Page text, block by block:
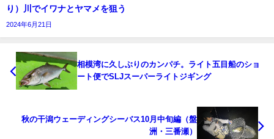
り）川でイワナとヤマメを狙う
2024年6月21日
相模湾に久しぶりのカンパチ。ライト五目船のショ
ート便でSLJスーパーライトジギング
秋の干潟ウェーディングシーバス10月中旬編（盤
洲・三番瀬）